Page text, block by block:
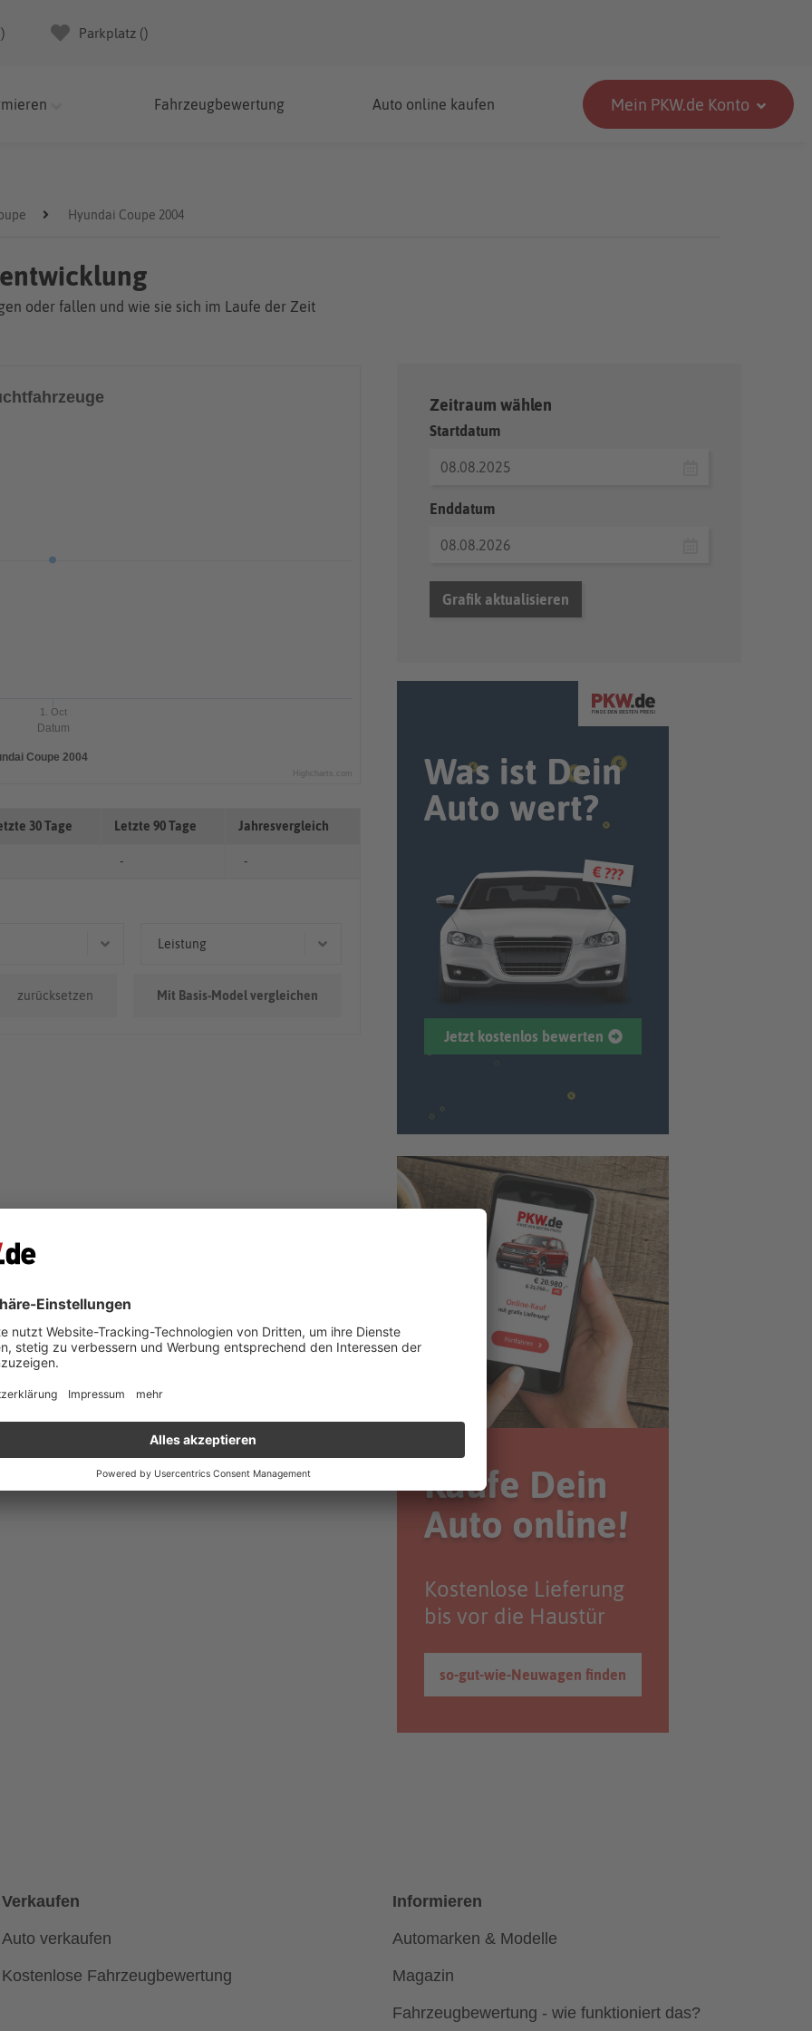
) Parkplatz ()
Fahrzeugbewertung Auto online kaufen Mein PKW.de Konto
Hyundai Coupe 2004
oder fallen und wie sie sich im Laufe der Zeit
Datum
Coupe 2004
1. Oct
Highcharts.com
30 Tage Letzte 90 Tage Jahresvergleich
- -
Leistung
zurücksetzen
Mit Basis-Model vergleichen
Zeitraum wählen
Startdatum
Enddatum
Grafik aktualisieren
Was ist Dein
Auto wert?
€ ???
Jetzt kostenlos bewerten
Kaufe Dein
Auto online!
Kostenlose Lieferung
bis vor die Haustür
so-gut-wie-Neuwagen finden
Verkaufen
Auto verkaufen
Kostenlose Fahrzeugbewertung
Informieren
Automarken & Modelle
Magazin
Fahrzeugbewertung - wie funktioniert das?